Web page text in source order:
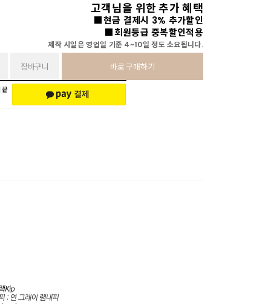
고객님을 위한 추가 혜택
■현금 결제시 3% 추가할인
■회원등급 중복할인적용
제작 시일은 영업일 기준 4~10일 정도 소요됩니다.
장바구니 바로 구매하기